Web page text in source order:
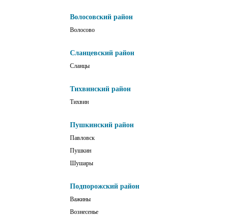
Волосовский район
Волосово
Сланцевский район
Сланцы
Тихвинский район
Тихвин
Пушкинский район
Павловск
Пушкин
Шушары
Подпорожский район
Важины
Вознесенье